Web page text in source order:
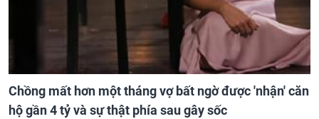
Chồng mất hơn một tháng vợ bất ngờ được 'nhận' căn
hộ gần 4 tỷ và sự thật phía sau gây sốc